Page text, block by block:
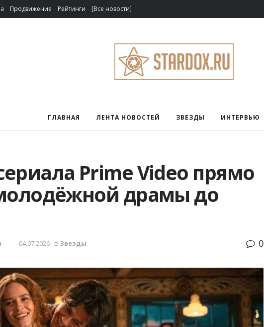
Продвижение Рейтинги [Все новости]
ГЛАВНАЯ ЛЕНТА НОВОСТЕЙ ЗВЕЗДЫ ИНТЕРВЬЮ
Prime Video прямо
драмы до
04.07.2026 в Звезды 0